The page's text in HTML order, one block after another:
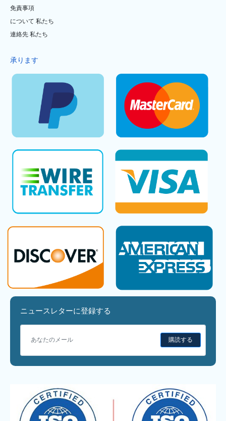
免責事項
について 私たち
連絡先 私たち
承ります
ニュースレターに登録する
購読する